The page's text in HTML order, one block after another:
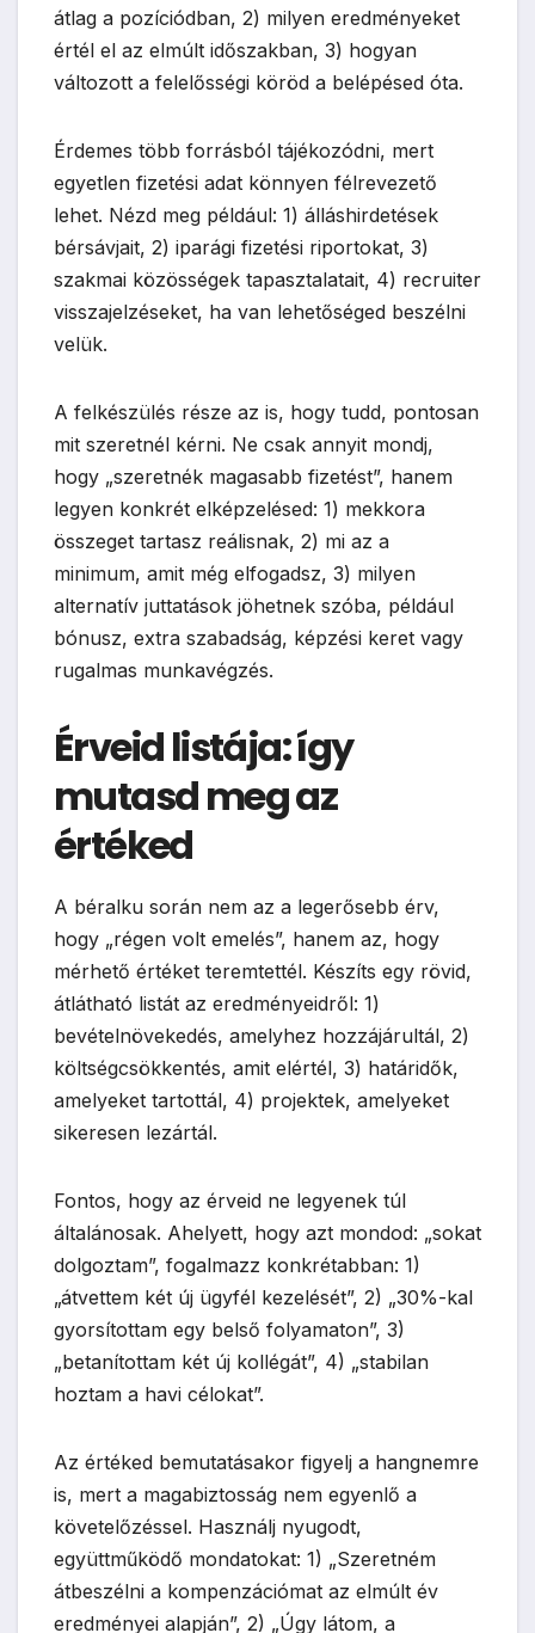
átlag a pozíciódban, 2) milyen eredményeket
értél el az elmúlt időszakban, 3) hogyan
változott a felelősségi köröd a belépésed óta.
Érdemes több forrásból tájékozódni, mert
egyetlen fizetési adat könnyen félrevezető
lehet. Nézd meg például: 1) álláshirdetések
bérsávjait, 2) iparági fizetési riportokat, 3)
szakmai közösségek tapasztalatait, 4) recruiter
visszajelzéseket, ha van lehetőséged beszélni
velük.
A felkészülés része az is, hogy tudd, pontosan
mit szeretnél kérni. Ne csak annyit mondj,
hogy „szeretnék magasabb fizetést”, hanem
legyen konkrét elképzelésed: 1) mekkora
összeget tartasz reálisnak, 2) mi az a
minimum, amit még elfogadsz, 3) milyen
alternatív juttatások jöhetnek szóba, például
bónusz, extra szabadság, képzési keret vagy
rugalmas munkavégzés.
Érveid listája: így
mutasd meg az
értéked
A béralku során nem az a legerősebb érv,
hogy „régen volt emelés”, hanem az, hogy
mérhető értéket teremtettél. Készíts egy rövid,
átlátható listát az eredményeidről: 1)
bevételnövekedés, amelyhez hozzájárultál, 2)
költségcsökkentés, amit elértél, 3) határidők,
amelyeket tartottál, 4) projektek, amelyeket
sikeresen lezártál.
Fontos, hogy az érveid ne legyenek túl
általánosak. Ahelyett, hogy azt mondod: „sokat
dolgoztam”, fogalmazz konkrétabban: 1)
„átvettem két új ügyfél kezelését”, 2) „30%-kal
gyorsítottam egy belső folyamaton”, 3)
„betanítottam két új kollégát”, 4) „stabilan
hoztam a havi célokat”.
Az értéked bemutatásakor figyelj a hangnemre
is, mert a magabiztosság nem egyenlő a
követelőzéssel. Használj nyugodt,
együttműködő mondatokat: 1) „Szeretném
átbeszélni a kompenzációmat az elmúlt év
eredményei alapján”, 2) „Úgy látom, a